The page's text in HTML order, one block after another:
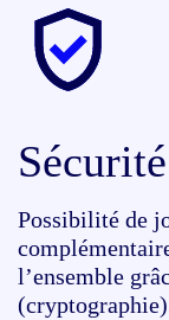
Sécurité
Possibilité de
l’ensemble